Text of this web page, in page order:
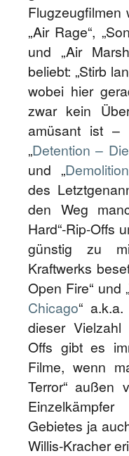
Flugzeugfilmen
„Air Rage“,
und „Air
beliebt: „Stirb
wobei hier
zwar kein
amüsant ist –
„Detention –
und „
des
den Weg
Hard“-Rip-Offs
günstig zu
Kraftwerks
Open Fire“ und „
Chicago“ a.k.a.
dieser Vielzahl
Offs gibt es
Filme, wenn
Terror“ außen
Gebietes ja
Willis-Kracher